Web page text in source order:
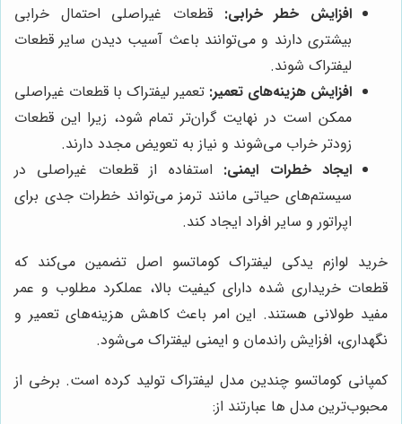
افزایش خطر خرابی: قطعات غیراصلی احتمال خرابی
بیشتری دارند و می‌توانند باعث آسیب دیدن سایر قطعات
لیفتراک شوند.
افزایش هزینه‌های تعمیر: تعمیر لیفتراک با قطعات غیراصلی
ممکن است در نهایت گران‌تر تمام شود، زیرا این قطعات
زودتر خراب می‌شوند و نیاز به تعویض مجدد دارند.
ایجاد خطرات ایمنی: استفاده از قطعات غیراصلی در
سیستم‌های حیاتی مانند ترمز می‌تواند خطرات جدی برای
اپراتور و سایر افراد ایجاد کند.
خرید لوازم یدکی لیفتراک کوماتسو اصل تضمین می‌کند که
قطعات خریداری شده دارای کیفیت بالا، عملکرد مطلوب و عمر
مفید طولانی هستند. این امر باعث کاهش هزینه‌های تعمیر و
نگهداری، افزایش راندمان و ایمنی لیفتراک می‌شود.
کمپانی کوماتسو چندین مدل لیفتراک تولید کرده است. برخی از
محبوب‌ترین مدل‌ ها عبارتند از: